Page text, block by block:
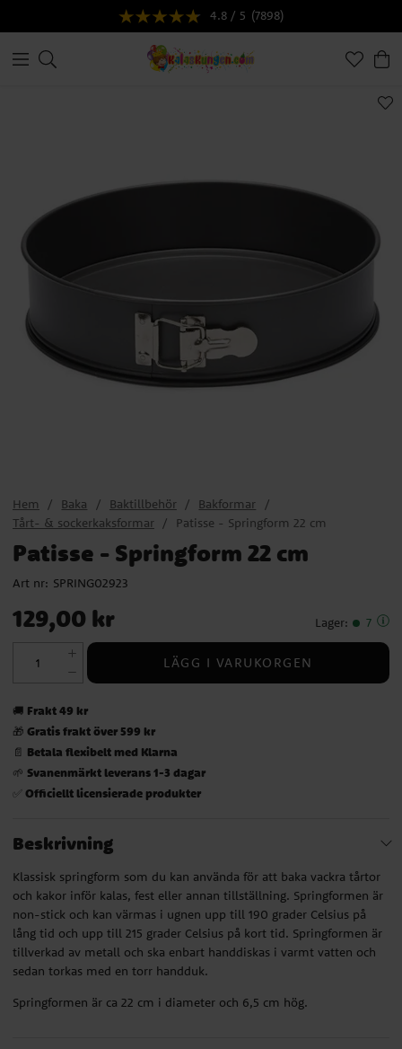
4.8 / 5 (7898)
Hem Baka Baktillbehör
Bakformar
Tårt- & sockerkaksformar
Patisse - Springform 22 cm
Patisse - Springform 22 cm
Art nr: SPRING02923
Pris:129,00 kr
129,00 kr Lager: 7
LÄGG I VARUKORGEN
🚚 Frakt 49 kr
🎁 Gratis frakt över 599 kr
📄 Betala flexibelt med Klarna
🌱 Svanenmärkt leverans 1-3 dagar
✅ Officiellt licensierade produkter
Beskrivning
Klassisk springform som du kan använda för att baka vackra tårtor
och kakor inför kalas, fest eller annan tillställning. Springformen är
non-stick och kan värmas i ugnen upp till 190 grader Celsius på
lång tid och upp till 215 grader Celsius på kort tid. Springformen är
tillverkad av metall och ska enbart handdiskas i varmt vatten och
sedan torkas med en torr handduk.
Springformen är ca 22 cm i diameter och 6,5 cm hög.